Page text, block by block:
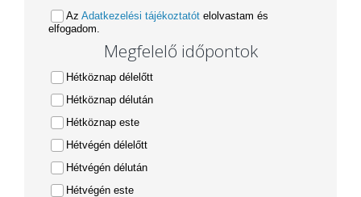
Az Adatkezelési tájékoztatót elolvastam és
elfogadom.
Megfelelő időpontok
Hétköznap délelőtt
Hétköznap délután
Hétköznap este
Hétvégén délelőtt
Hétvégén délután
Hétvégén este